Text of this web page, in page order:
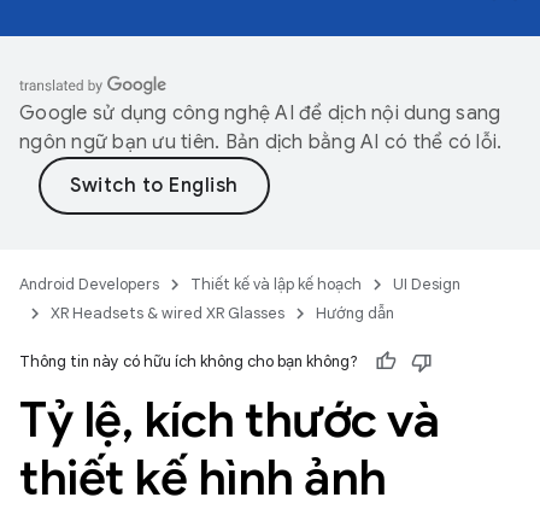
Google sử dụng công nghệ AI để dịch nội dung sang
ngôn ngữ bạn ưu tiên. Bản dịch bằng AI có thể có lỗi.
Android Developers Thiết kế và lập kế hoạch
UI Design
XR Headsets & wired XR Glasses
Hướng dẫn
Thông tin này có hữu ích không cho bạn không?
Tỷ lệ, kích thước và
thiết kế hình ảnh